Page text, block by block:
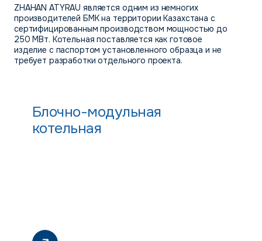
ZHAHAN ATYRAU является одним из немногих
производителей БМК на территории Казахстана с
сертифицированным производством мощностью до
250 МВт. Котельная поставляется как готовое
изделие с паспортом установленного образца и не
требует разработки отдельного проекта.
Блочно-модульная
котельная